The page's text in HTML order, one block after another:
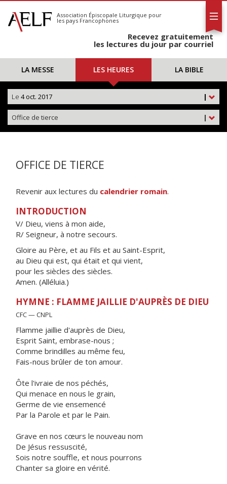
S'abonner
Calendrier
Association Épiscopale Liturgique pour
les pays Francophones
Recevez gratuitement
les lectures du jour par courriel
LA MESSE LES HEURES LA BIBLE
|
Le 4 oct. 2017
|
Office de tierce
OFFICE DE TIERCE
Revenir aux lectures du calendrier romain.
INTRODUCTION
V/ Dieu, viens à mon aide,
R/ Seigneur, à notre secours.
Gloire au Père, et au Fils et au Saint-Esprit,
au Dieu qui est, qui était et qui vient,
pour les siècles des siècles.
Amen. (Alléluia.)
HYMNE : FLAMME JAILLIE D'AUPRÈS DE DIEU
CFC — CNPL
Flamme jaillie d'auprès de Dieu,
Esprit Saint, embrase-nous ;
Comme brindilles au même feu,
Fais-nous brûler de ton amour.
Ôte l'ivraie de nos péchés,
Qui menace en nous le grain,
Germe de vie ensemencé
Par la Parole et par le Pain.
Grave en nos cœurs le nouveau nom
De Jésus ressuscité,
Sois notre souffle, et nous pourrons
Chanter sa gloire en vérité.